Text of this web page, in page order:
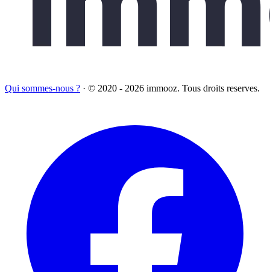
Qui sommes-nous ? · © 2020 - 2026 immooz. Tous droits reserves.